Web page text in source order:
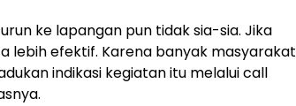
ke lapangan pun tidak sia-sia. Jika
lebih efektif. Karena banyak masyarakat
indikasi kegiatan itu melalui call